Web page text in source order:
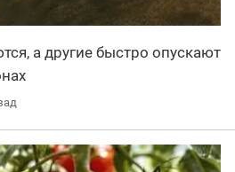
а другие быстро опускают